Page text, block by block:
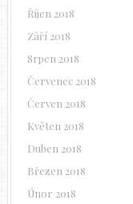
Říjen 2018
Září 2018
Srpen 2018
Červenec 2018
Červen 2018
Květen 2018
Duben 2018
Březen 2018
Únor 2018